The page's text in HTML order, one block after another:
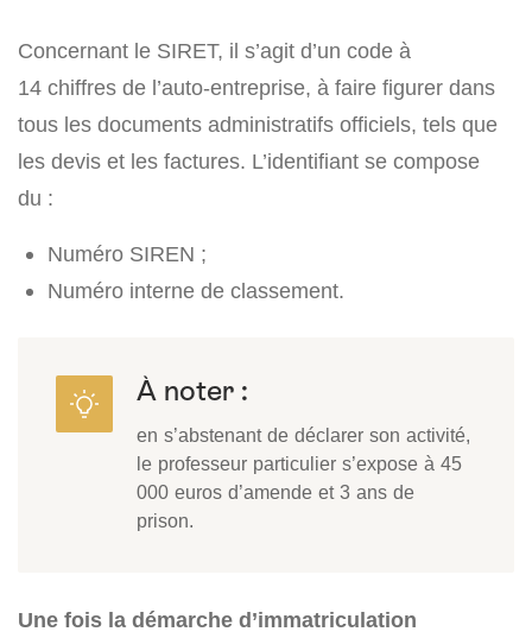
Concernant le SIRET, il s’agit d’un code à
14 chiffres de l’auto-entreprise, à faire figurer dans
tous les documents administratifs officiels, tels que
les devis et les factures. L’identifiant se compose
du :
Numéro SIREN ;
Numéro interne de classement.
À noter :
en s’abstenant de déclarer son activité,
le professeur particulier s’expose à 45
000 euros d’amende et 3 ans de
prison.
Une fois la démarche d’immatriculation